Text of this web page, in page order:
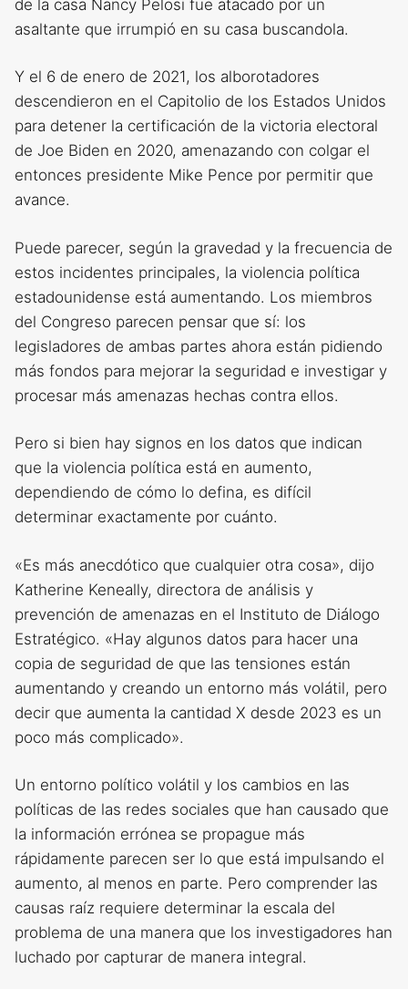
de la casa Nancy Pelosi fue atacado por un
asaltante que irrumpió en su casa buscandola.
Y el 6 de enero de 2021, los alborotadores
descendieron en el Capitolio de los Estados Unidos
para detener la certificación de la victoria electoral
de Joe Biden en 2020, amenazando con colgar el
entonces presidente Mike Pence por permitir que
avance.
Puede parecer, según la gravedad y la frecuencia de
estos incidentes principales, la violencia política
estadounidense está aumentando. Los miembros
del Congreso parecen pensar que sí: los
legisladores de ambas partes ahora están pidiendo
más fondos para mejorar la seguridad e investigar y
procesar más amenazas hechas contra ellos.
Pero si bien hay signos en los datos que indican
que la violencia política está en aumento,
dependiendo de cómo lo defina, es difícil
determinar exactamente por cuánto.
«Es más anecdótico que cualquier otra cosa», dijo
Katherine Keneally, directora de análisis y
prevención de amenazas en el Instituto de Diálogo
Estratégico. «Hay algunos datos para hacer una
copia de seguridad de que las tensiones están
aumentando y creando un entorno más volátil, pero
decir que aumenta la cantidad X desde 2023 es un
poco más complicado».
Un entorno político volátil y los cambios en las
políticas de las redes sociales que han causado que
la información errónea se propague más
rápidamente parecen ser lo que está impulsando el
aumento, al menos en parte. Pero comprender las
causas raíz requiere determinar la escala del
problema de una manera que los investigadores han
luchado por capturar de manera integral.